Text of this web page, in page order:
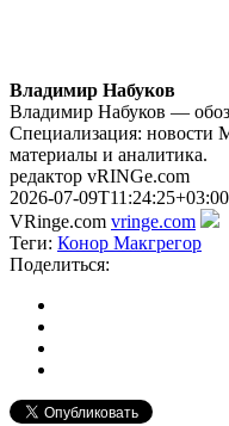
Владимир Набуков
Владимир Набуков —
Специализация:
материалы и аналитика.
редактор vRINGe.com
2026-07-09T11:24:25+03:00
VRinge.com vringe.com
Теги: Конор Макгрегор
Поделиться: